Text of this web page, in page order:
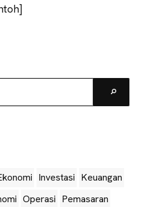
Investasi Keuangan
Operasi Pemasaran